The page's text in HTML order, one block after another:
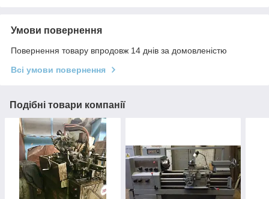
Умови повернення
Повернення товару впродовж 14 днів за домовленістю
Всі умови повернення
Подібні товари компанії